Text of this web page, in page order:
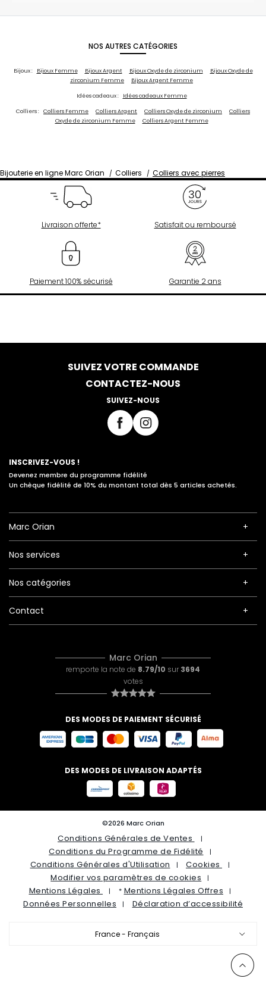
NOS AUTRES CATÉGORIES
Bijoux : Bijoux Femme Bijoux Argent Bijoux Oxyde de zirconium
Bijoux Oxyde de
zirconium Femme
Bijoux Argent Femme
Idées cadeaux : Idées cadeaux Femme
Colliers : Colliers Femme Colliers Argent Colliers Oxyde de zirconium
Colliers
Oxyde de zirconium Femme
Colliers Argent Femme
Bijouterie en ligne Marc Orian Colliers Colliers avec pierres
Livraison offerte* Satisfait ou remboursé
Paiement 100% sécurisé Garantie 2 ans
SUIVEZ VOTRE COMMANDE
CONTACTEZ-NOUS
SUIVEZ-NOUS
INSCRIVEZ-VOUS !
Devenez membre du programme fidélité
Un chèque fidélité de 10% du montant total dès 5 articles achetés.
Marc Orian
Nos services
Nos catégories
Contact
Marc Orian
remporte la note de 8.79/10 sur 3694
votes
DES MODES DE PAIEMENT SÉCURISÉ
DES MODES DE LIVRAISON ADAPTÉS
©2026 Marc Orian
Conditions Générales de Ventes
Conditions du Programme de Fidélité
Conditions Générales d'Utilisation
Cookies
Modifier vos paramètres de cookies
Mentions Légales
* Mentions Légales Offres
Données Personnelles
Déclaration d’accessibilité
France - Français